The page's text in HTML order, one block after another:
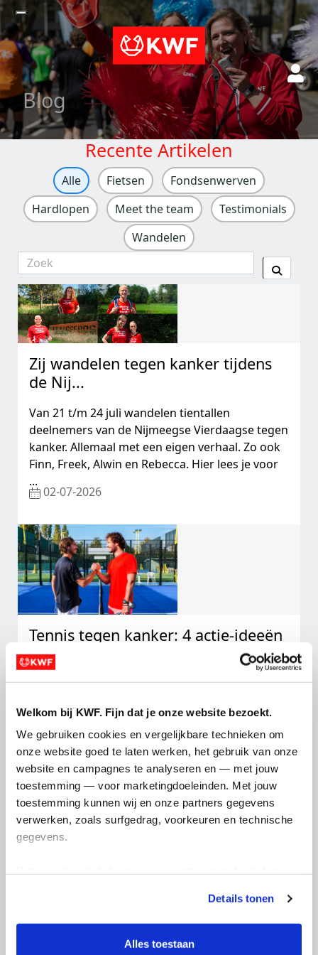
Welkom bij KWF. Fijn dat je onze website bezoekt.
We gebruiken cookies en vergelijkbare technieken om
onze website goed te laten werken, het gebruik van onze
website en campagnes te analyseren en — met jouw
toestemming — voor marketingdoeleinden. Met jouw
toestemming kunnen wij en onze partners gegevens
verwerken, zoals surfgedrag, voorkeuren en technische
gegevens.
tonen. Je kunt je toestemming op elk moment wijzigen of
intrekken via Cookie instellingen onderaan de pagina. De
lijst met cookies is te vinden in het tabblad “details”.
Details tonen
Alles toestaan
Blog
Recente Artikelen
Alle Fietsen
Fondsenwerven
Hardlopen
Meet the team
Testimonials
Wandelen
Zij wandelen tegen kanker tijdens
de Nij...
Van 21 t/m 24 juli wandelen tientallen
deelnemers van de Nijmeegse Vierdaagse tegen
kanker. Allemaal met een eigen verhaal. Zo ook
Finn, Freek, Alwin en Rebecca. Hier lees je voor
...
02-07-2026
Tennis tegen kanker: 4 actie-ideeën
voo...
Ontdek 4 ideeën om in actie te komen voor
tennisvereniging....
25-02-2026
Fiets tegen kanker tijdens de
Mergelheuv...